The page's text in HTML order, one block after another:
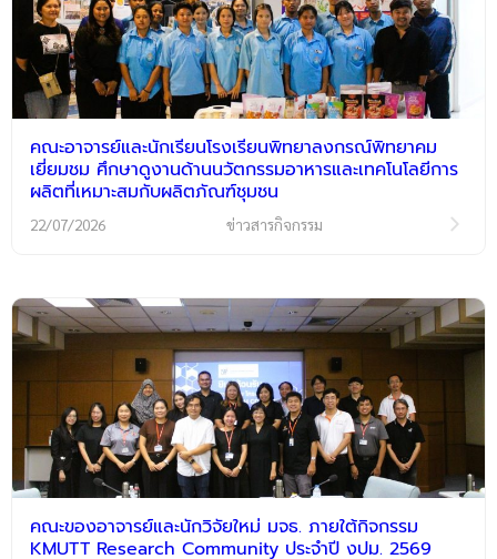
คณะอาจารย์และนักเรียนโรงเรียนพิทยาลงกรณ์พิทยาคม
เยี่ยมชม ศึกษาดูงานด้านนวัตกรรมอาหารและเทคโนโลยีการ
ผลิตที่เหมาะสมกับผลิตภัณฑ์ชุมชน
22/07/2026 ข่าวสารกิจกรรม
คณะของอาจารย์และนักวิจัยใหม่ มจธ. ภายใต้กิจกรรม
KMUTT Research Community ประจำปี งปม. 2569